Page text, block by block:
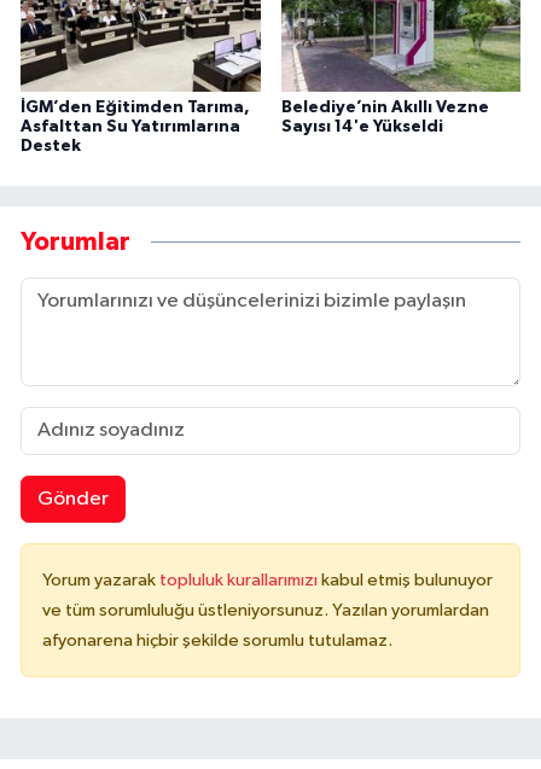
İGM’den Eğitimden Tarıma,
Asfalttan Su Yatırımlarına
Destek
Belediye’nin Akıllı Vezne
Sayısı 14'e Yükseldi
Yorumlar
Gönder
Yorum yazarak topluluk kurallarımızı kabul etmiş bulunuyor
ve tüm sorumluluğu üstleniyorsunuz. Yazılan yorumlardan
afyonarena hiçbir şekilde sorumlu tutulamaz.